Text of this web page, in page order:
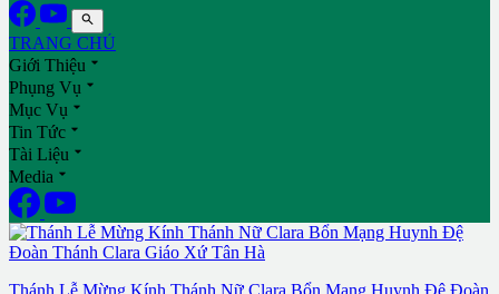

TRANG CHỦ
Giới Thiệu 
Phụng Vụ 
Mục Vụ 
Tin Tức 
Tài Liệu 
Media 
Thánh Lễ Mừng Kính Thánh Nữ Clara Bổn Mạng Huynh Đệ Đoàn